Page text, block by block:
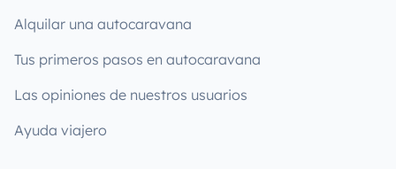
Alquilar una autocaravana
Tus primeros pasos en autocaravana
Las opiniones de nuestros usuarios
Ayuda viajero